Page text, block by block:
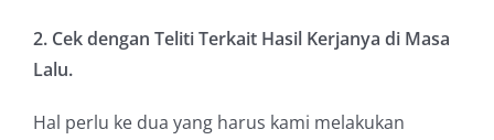
2. Cek dengan Teliti Terkait Hasil Kerjanya di Masa
Lalu.
Hal perlu ke dua yang harus kami melakukan